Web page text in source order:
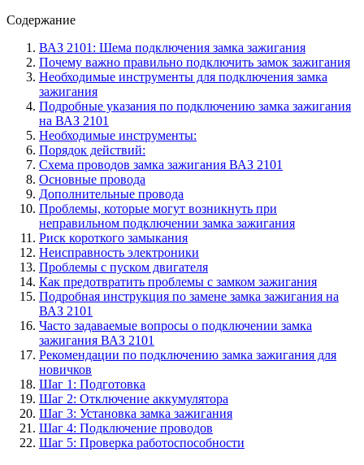
Содержание
ВАЗ 2101: Шема подключения замка зажигания
Почему важно правильно подключить замок зажигания
Необходимые инструменты для подключения замка
зажигания
Подробные указания по подключению замка зажигания
на ВАЗ 2101
Необходимые инструменты:
Порядок действий:
Схема проводов замка зажигания ВАЗ 2101
Основные провода
Дополнительные провода
Проблемы, которые могут возникнуть при
неправильном подключении замка зажигания
Риск короткого замыкания
Неисправность электроники
Проблемы с пуском двигателя
Как предотвратить проблемы с замком зажигания
Подробная инструкция по замене замка зажигания на
ВАЗ 2101
Часто задаваемые вопросы о подключении замка
зажигания ВАЗ 2101
Рекомендации по подключению замка зажигания для
новичков
Шаг 1: Подготовка
Шаг 2: Отключение аккумулятора
Шаг 3: Установка замка зажигания
Шаг 4: Подключение проводов
Шаг 5: Проверка работоспособности